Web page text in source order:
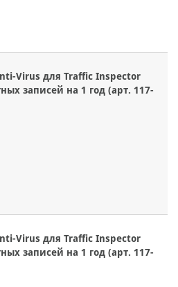
Virus для Traffic Inspector
записей на 1 год (арт. 117-
Virus для Traffic Inspector
записей на 1 год (арт. 117-